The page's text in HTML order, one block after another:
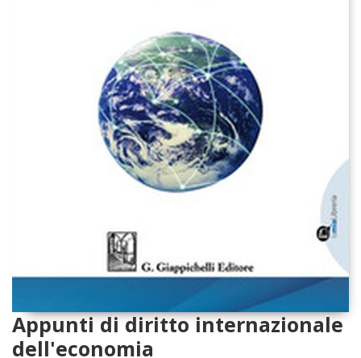
Appunti di diritto internazionale
dell'economia